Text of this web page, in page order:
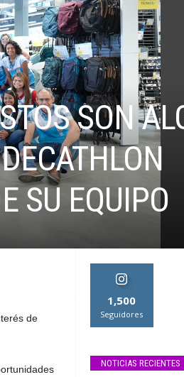
SON
SU EQUIPO
de
1,500
Seguidores
NOTICIAS RECIENTES